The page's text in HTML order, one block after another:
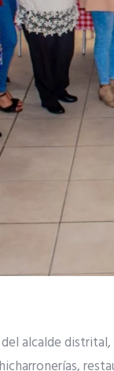
alcalde distrital,